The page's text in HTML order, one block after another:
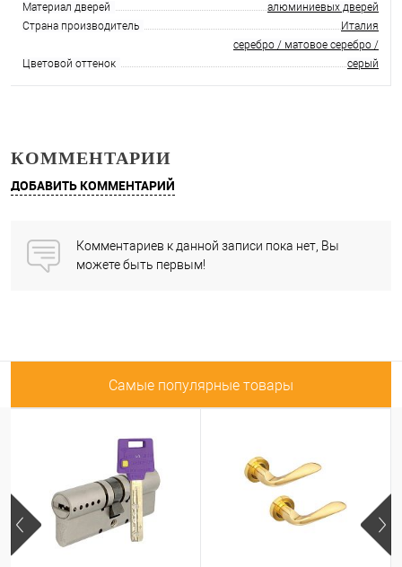
Материал дверей
алюминиевых дверей
Страна производитель
Италия
Цветовой оттенок
серебро / матовое серебро /
серый
КОММЕНТАРИИ
ДОБАВИТЬ КОММЕНТАРИЙ
Комментариев к данной записи пока нет, Вы
можете быть первым!
Самые популярные товары